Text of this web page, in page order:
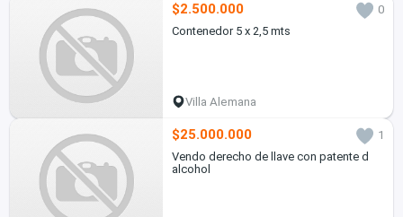
$2.500.000
0
Contenedor 5 x 2,5 mts
Villa Alemana
$25.000.000
1
Vendo derecho de llave con patente d
alcohol